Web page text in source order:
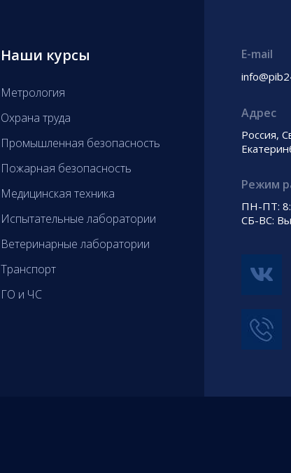
Наши курсы
Метрология
Охрана труда
Промышленная безопасность
Пожарная безопасность
Медицинская техника
Испытательные лаборатории
Ветеринарные лаборатории
Транспорт
ГО и ЧС
E-mail
Адрес
Россия,
Режим
ПН-ПТ:
СБ-ВС: